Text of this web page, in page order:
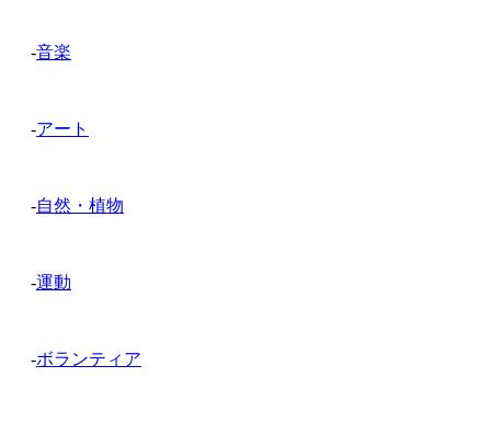
-音楽
-アート
-自然・植物
-運動
-ボランティア